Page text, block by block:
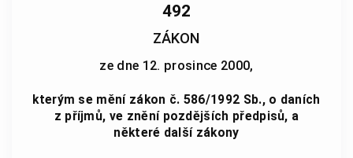
492
ZÁKON
ze dne 12. prosince 2000,
kterým se mění zákon č. 586/1992 Sb., o daních
z příjmů, ve znění pozdějších předpisů, a
některé další zákony